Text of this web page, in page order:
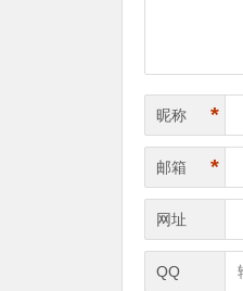
昵称 *
邮箱 *
网址
QQ